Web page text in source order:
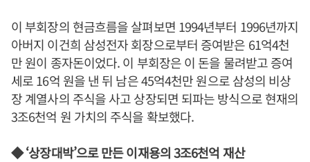
이 부회장의 현금흐름을 살펴보면 1994년부터 1996년까지
아버지 이건희 삼성전자 회장으로부터 증여받은 61억4천
만 원이 종자돈이었다. 이 부회장은 이 돈을 물려받고 증여
세로 16억 원을 낸 뒤 남은 45억4천만 원으로 삼성의 비상
장 계열사의 주식을 사고 상장되면 되파는 방식으로 현재의
3조6천억 원 가치의 주식을 확보했다.
◆ ‘상장대박’으로 만든 이재용의 3조6천억 재산